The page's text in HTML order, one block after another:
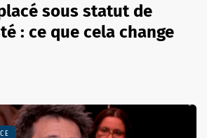
sous statut de
: ce que cela change